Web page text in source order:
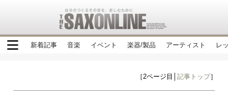
新着記事 音楽 イベント 楽器/製品 アーティスト レ
［2ページ目│ 記事トップ］